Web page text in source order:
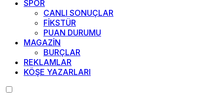
SPOR
CANLI SONUÇLAR
FİKSTÜR
PUAN DURUMU
MAGAZİN
BURÇLAR
REKLAMLAR
KÖŞE YAZARLARI